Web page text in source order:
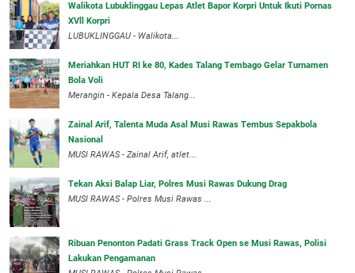
Walikota Lubuklinggau Lepas Atlet Bapor Korpri Untuk Ikuti Pornas
XVll Korpri
LUBUKLINGGAU - Walikota...
Meriahkan HUT RI ke 80, Kades Talang Tembago Gelar Turnamen
Bola Voli
Merangin - Kepala Desa Talang...
Zainal Arif, Talenta Muda Asal Musi Rawas Tembus Sepakbola
Nasional
MUSI RAWAS - Zainal Arif, atlet...
Tekan Aksi Balap Liar, Polres Musi Rawas Dukung Drag
MUSI RAWAS - Polres Musi Rawas ...
Ribuan Penonton Padati Grass Track Open se Musi Rawas, Polisi
Lakukan Pengamanan